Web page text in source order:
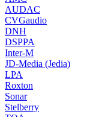
AUDAC
CVGaudio
DNH
DSPPA
Inter-M
JD-Media (Jedia)
LPA
Roxton
Sonar
Stelberry